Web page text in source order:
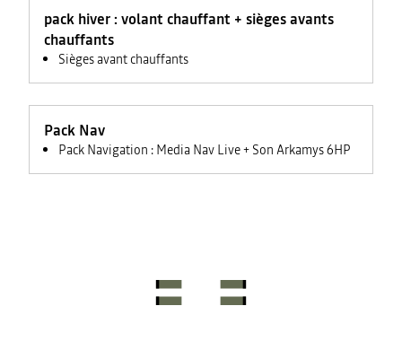
pack hiver : volant chauffant + sièges avants
chauffants
Sièges avant chauffants
rétroviseurs
Pack Nav
Pack Navigation : Media Nav Live + Son Arkamys 6HP